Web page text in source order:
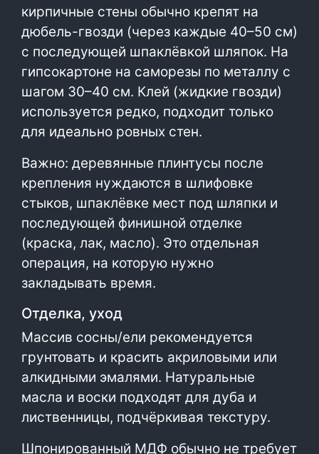
кирпичные стены обычно крепят на
дюбель-гвозди (через каждые 40–50 см)
с последующей шпаклёвкой шляпок. На
гипсокартоне на саморезы по металлу с
шагом 30–40 см. Клей (жидкие гвозди)
используется редко, подходит только
для идеально ровных стен.
Важно: деревянные плинтусы после
крепления нуждаются в шлифовке
стыков, шпаклёвке мест под шляпки и
последующей финишной отделке
(краска, лак, масло). Это отдельная
операция, на которую нужно
закладывать время.
Отделка, уход
Массив сосны/ели рекомендуется
грунтовать и красить акриловыми или
алкидными эмалями. Натуральные
масла и воски подходят для дуба и
лиственницы, подчёркивая текстуру.
Шпонированный МДФ обычно не требует